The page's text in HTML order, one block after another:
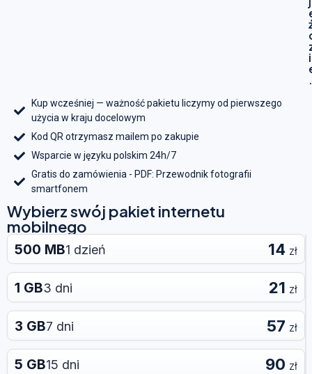
i
.
Kup wcześniej — ważność pakietu liczymy od pierwszego
użycia w kraju docelowym
Kod QR otrzymasz mailem po zakupie
Wsparcie w języku polskim 24h/7
Gratis do zamówienia - PDF: Przewodnik fotografii
smartfonem
Wybierz swój pakiet internetu
mobilnego
500 MB1 dzień 14 zł
1 GB3 dni 21 zł
3 GB7 dni 57 zł
5 GB15 dni 90 zł